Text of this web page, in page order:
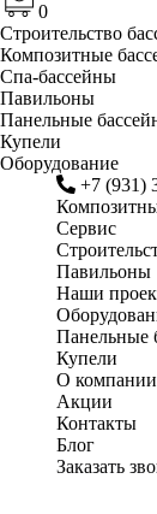
0
Строительство
Композитные
Спа-бассейны
Павильоны
Панельные
Купели
Оборудование
+7 (931)
Cервис
Павильоны
Наши
Панельные
Купели
О компании
Акции
Контакты
Блог
Заказать